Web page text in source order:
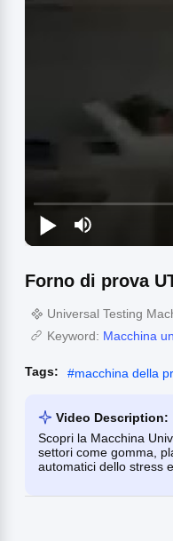
Forno di prova
Universal Testing
Keyword: Macchina
Tags: #macchina della
Video Description:
Scopri la Macchina
settori come gomma,
automatici dello stress